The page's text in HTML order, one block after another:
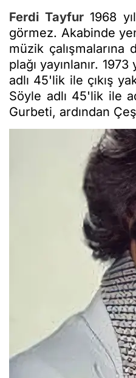
Ferdi Tayfur1968
görmez. Akabinde
müzik çalışmalarına
plağı yayınlanır.
adlı 45'lik ile çıkış
Söyle adlı 45'lik ile
Gurbeti, ardından